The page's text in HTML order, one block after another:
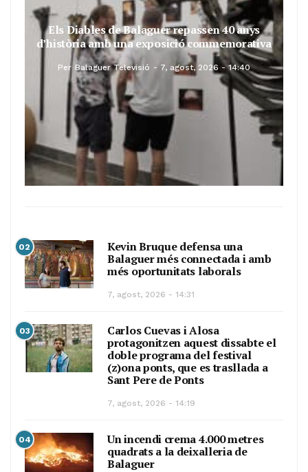
Els Diables de Balaguer repassen 40 anys
d’història amb una exposició commemorativa
Per Balaguer Televisió 7, agost, 2026 - 14:40
02
Kevin Bruque defensa una
Balaguer més connectada i amb
més oportunitats laborals
7, agost, 2026 - 14:31
03
Carlos Cuevas i Alosa
protagonitzen aquest dissabte el
doble programa del festival
(z)ona ponts, que es trasllada a
Sant Pere de Ponts
7, agost, 2026 - 14:19
04
Un incendi crema 4.000 metres
quadrats a la deixalleria de
Balaguer